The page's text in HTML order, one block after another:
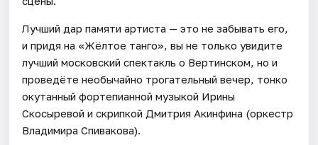
Лучший дар памяти артиста — это не забывать его,
и придя на «Жёлтое танго», вы не только увидите
лучший московский спектакль о Вертинском, но и
проведёте необычайно трогательный вечер, тонко
окутанный фортепианной музыкой Ирины
Скосыревой и скрипкой Дмитрия Акинфина (оркестр
Владимира Спивакова).